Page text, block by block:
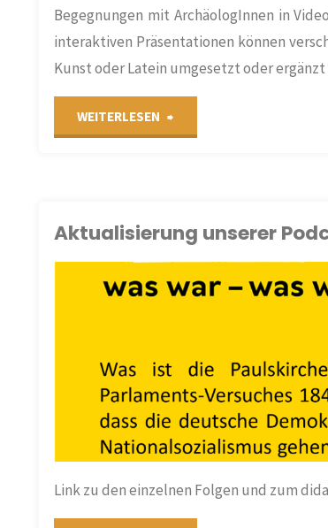
Begegnungen mit ArchäologInnen in
interaktiven Präsentationen können
Kunst oder Latein umgesetzt oder
WEITERLESEN
Gast"
Aktualisierung unserer
Link zu den einzelnen Folgen und zum